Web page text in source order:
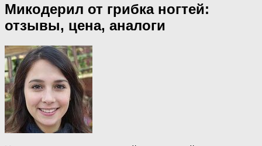
Микодерил от грибка ногтей:
отзывы, цена, аналоги